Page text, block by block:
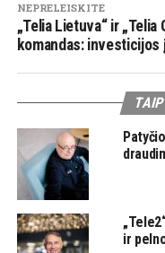
NEPRELEISKITE
„Telia Lietuva“ ir
komandas:
ir